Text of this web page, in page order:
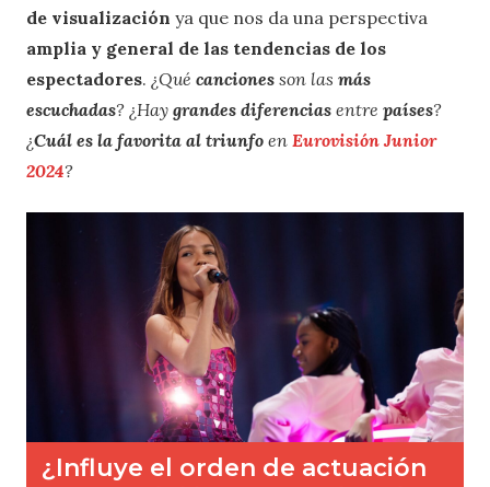
de visualización ya que nos da una perspectiva
amplia y general de las tendencias de los
espectadores. ¿Qué canciones son las más
escuchadas? ¿Hay grandes diferencias entre países?
¿Cuál es la favorita al triunfo en Eurovisión Junior
2024?